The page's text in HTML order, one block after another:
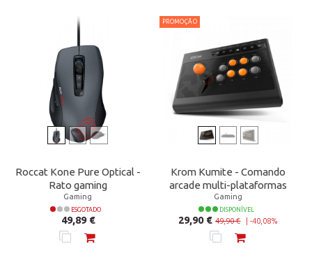
Roccat Kone Pure Optical -
Rato gaming
Gaming
ESGOTADO
Preço
49,89 €
PROMOÇÃO
Krom Kumite - Comando
arcade multi-plataformas
Gaming
DISPONÍVEL
Preço normal
Preço
29,90 € 49,90 € | -40,08%